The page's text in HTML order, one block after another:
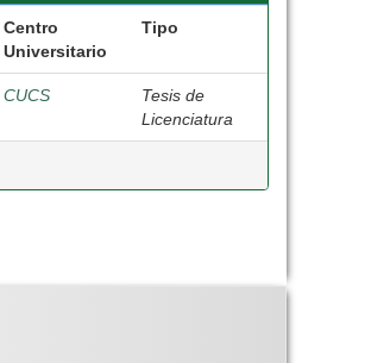
Centro
Universitario
Tipo
CUCS
Tesis de
Licenciatura